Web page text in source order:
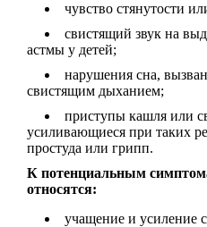
чувство стянутости
свистящий звук на
астмы у детей;
нарушения сна,
свистящим дыханием;
приступы кашля или
усиливающиеся при таких
простуда или грипп.
К потенциальным
относятся:
учащение и усиление